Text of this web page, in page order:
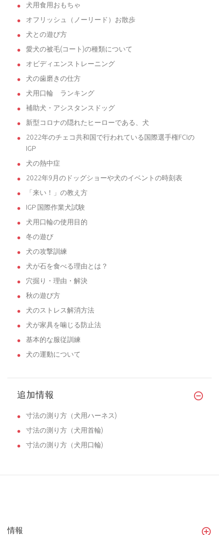
犬用食用おもちゃ
オフリッシュ（ノーリード）お散歩
犬との遊び方
愛犬の被毛(コート)の種類について
オビディエンストレーニング
犬の歯磨きの仕方
犬用口輪 ランキング
補助犬・アシスタンスドッグ
新型コロナの隠れたヒーローである、犬
2022年のチェコ共和国で行われている国際選手権FCIの
IGP
犬の熱中症
2022年9月のドッグショーや犬のイベントの時刻表
「来い！」の教え方
IGP 国際作業犬試験
犬用口輪の使用目的
冬の遊び
犬の攻撃訓練
犬が石を食べる理由とは？
穴掘り・理由・解決
秋の遊び方
犬のストレス解消方法
犬が家具を噛じる防止法
基本的な服従訓練
犬の運動について
追加情報
寸法の測り方（犬用ハーネス)
寸法の測り方（犬用首輪)
寸法の測り方（犬用口輪)
情報